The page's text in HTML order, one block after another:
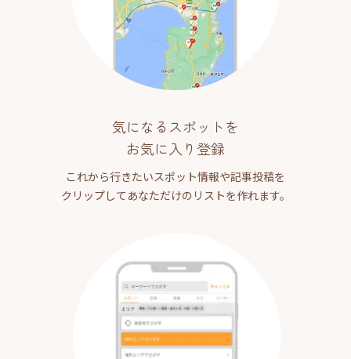
気になるスポットを
お気に入り登録
これから行きたいスポット情報や記事投稿を
クリップしてあなただけのリストを作れます。